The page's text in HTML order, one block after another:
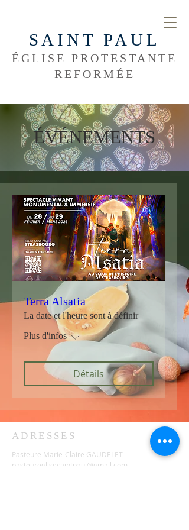
SAINT PAUL
ÉGLISE PROTESTANTE
REFORMÉE
ÉVÉNEMENTS
Terra Alsatia
La date et l'heure sont à définir
Plus d'infos
Détails
ADRESSES
Pasteure Marie-Claire GAUDELET
pasteureglisesaintpaul@gmail.com